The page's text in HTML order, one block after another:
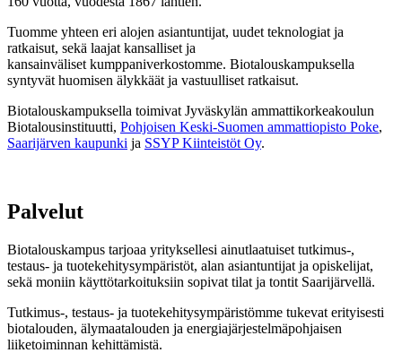
Tuomme yhteen eri alojen asiantuntijat, uudet teknologiat ja
ratkaisut, sekä laajat kansalliset ja
kansainväliset kumppaniverkostomme. Biotalouskampuksella
syntyvät huomisen älykkäät ja vastuulliset ratkaisut.
Biotalouskampuksella toimivat Jyväskylän ammattikorkeakoulun
Biotalousinstituutti, Pohjoisen Keski-Suomen ammattiopisto Poke,
Saarijärven kaupunki ja SSYP Kiinteistöt Oy.
Palvelut
Biotalouskampus tarjoaa yrityksellesi ainutlaatuiset tutkimus-,
testaus- ja tuotekehitysympäristöt, alan asiantuntijat ja opiskelijat,
sekä moniin käyttötarkoituksiin sopivat tilat ja tontit Saarijärvellä.
Tutkimus-, testaus- ja tuotekehitysympäristömme tukevat erityisesti
biotalouden, älymaatalouden ja energiajärjestelmäpohjaisen
liiketoiminnan kehittämistä.